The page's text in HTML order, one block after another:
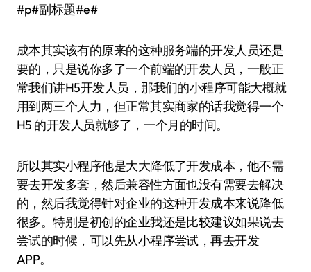
#p#副标题#e#
成本其实该有的原来的这种服务端的开发人员还是
要的，只是说你多了一个前端的开发人员，一般正
常我们讲H5开发人员，那我们的小程序可能大概就
用到两三个人力，但正常其实商家的话我觉得一个
H5 的开发人员就够了，一个月的时间。
所以其实小程序他是大大降低了开发成本，他不需
要去开发多套，然后兼容性方面也没有需要去解决
的，然后我觉得针对企业的这种开发成本来说降低
很多。特别是初创的企业我还是比较建议如果说去
尝试的时候，可以先从小程序尝试，再去开发
APP。